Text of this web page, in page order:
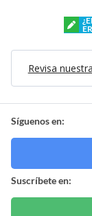
Revisa
Síguenos en:
Suscríbete en: